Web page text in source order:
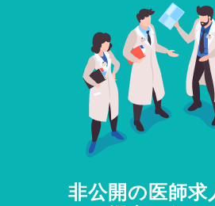
非公開の医師求